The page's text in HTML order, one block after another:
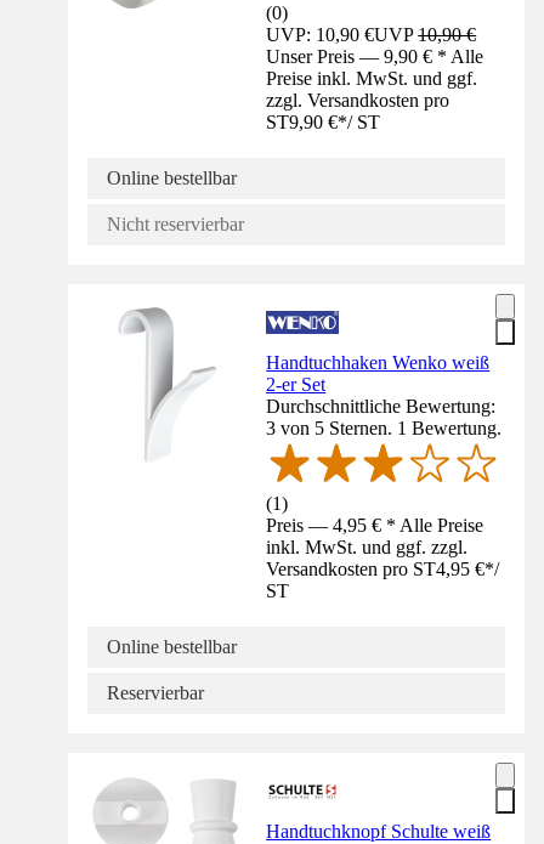
(0)
UVP: 10,90 €UVP10,90 €
Unser Preis — 9,90 € * Alle
Preise inkl. MwSt. und ggf.
zzgl. Versandkosten pro
ST9,90 €*/ ST
Online bestellbar
Nicht reservierbar
Handtuchhaken Wenko weiß
2-er Set
Durchschnittliche Bewertung:
3 von 5 Sternen. 1 Bewertung.
(1)
Preis — 4,95 € * Alle Preise
inkl. MwSt. und ggf. zzgl.
Versandkosten pro ST4,95 €*/
ST
Online bestellbar
Reservierbar
Handtuchknopf Schulte weiß